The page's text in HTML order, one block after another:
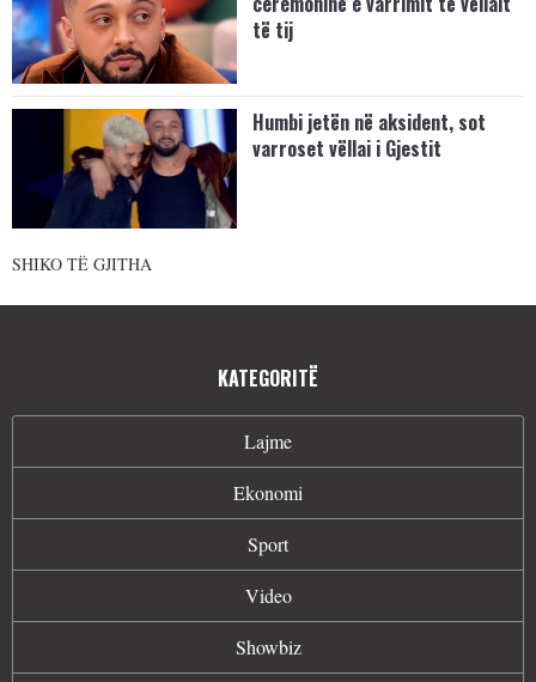
të tij
Humbi jetën në aksident, sot
varroset vëllai i Gjestit
SHIKO TË GJITHA
KATEGORITË
Lajme
Ekonomi
Sport
Video
Showbiz